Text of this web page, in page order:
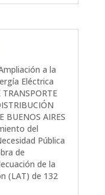
a la
Eléctrica
BUENOS AIRES
del
Pública
de
de la
(LAT) de 132